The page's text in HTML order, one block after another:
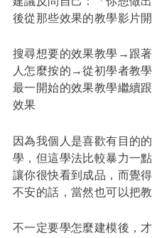
後從那些效果的教學影片
搜尋想要的效果教學→跟
人怎麼按的→從初學者教
最一開始的效果教學繼續
效果
因為我個人是喜歡有目的
學，但這學法比較暴力一
讓你很快看到成品，而覺
不安的話，當然也可以把
不一定要學怎麼建模後，